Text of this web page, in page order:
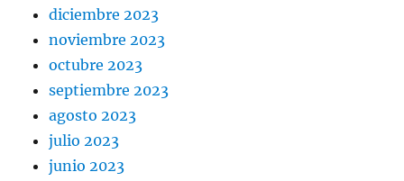
diciembre 2023
noviembre 2023
octubre 2023
septiembre 2023
agosto 2023
julio 2023
junio 2023